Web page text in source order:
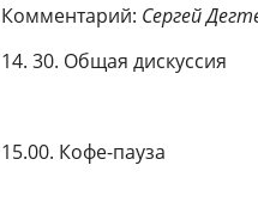
Комментарий: Сергей
14. 30. Общая дискуссия
15.00. Кофе-пауза